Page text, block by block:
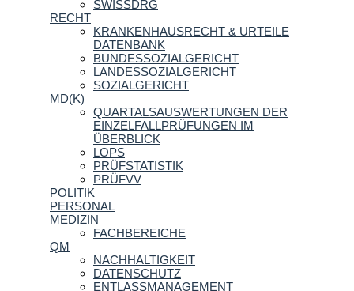
SWISSDRG
RECHT
KRANKENHAUSRECHT & URTEILE
DATENBANK
BUNDESSOZIALGERICHT
LANDESSOZIALGERICHT
SOZIALGERICHT
MD(K)
QUARTALSAUSWERTUNGEN DER
EINZELFALLPRÜFUNGEN IM
ÜBERBLICK
LOPS
PRÜFSTATISTIK
PRÜFVV
POLITIK
PERSONAL
MEDIZIN
FACHBEREICHE
QM
NACHHALTIGKEIT
DATENSCHUTZ
ENTLASSMANAGEMENT